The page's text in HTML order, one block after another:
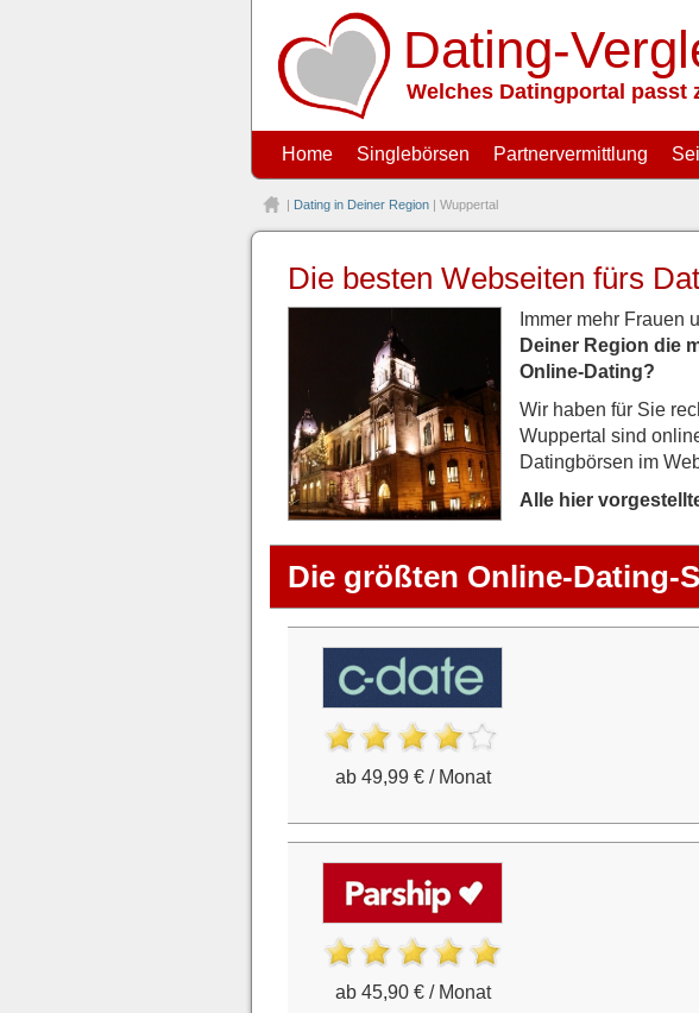
Dating-
Welches Datingportal passt
Home Singlebörsen Partnervermittlung
| Dating in Deiner Region | Wuppertal
Die besten Webseiten fürs
Immer mehr Frauen
Deiner Region die
Online-Dating?
Wir haben für Sie
Wuppertal sind
Datingbörsen im
Alle hier
Die größten Online-Dating-
ab 49,99 € / Monat
ab 45,90 € / Monat